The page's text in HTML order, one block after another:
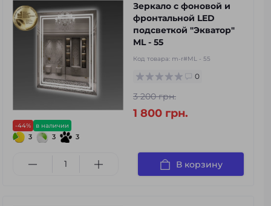
-44% в наличии
3 3 3
Зеркало с фоновой и
фронтальной LED
подсветкой "Экватор"
ML - 55
Код товара: m-r#ML - 55
0
3 200 грн.
1 800 грн.
В корзину